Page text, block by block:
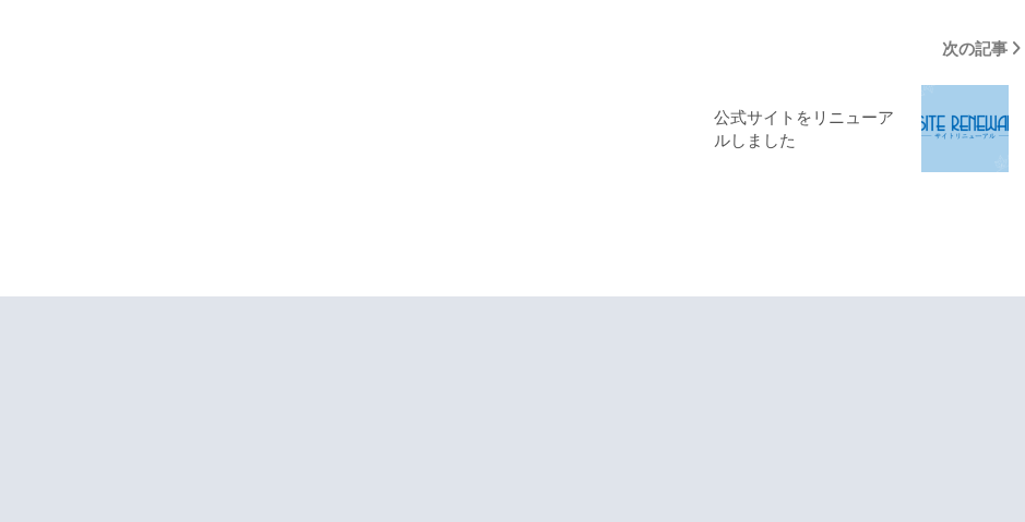
次の記事
公式サイトをリニューア
ルしました